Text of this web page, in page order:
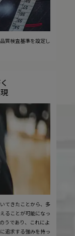
質検査基準を設定し
てきたことから、多
ることが可能になっ
うであり、これによ
追求する強みを持っ